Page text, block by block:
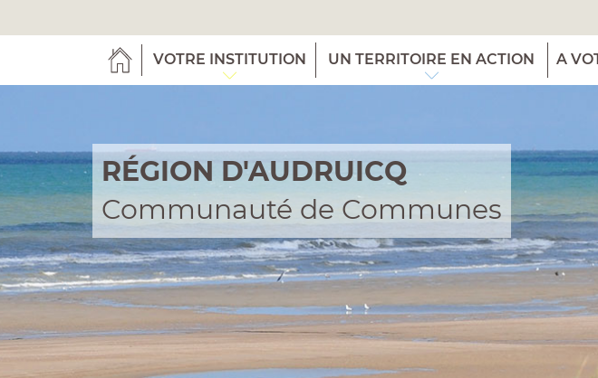
VOTRE INSTITUTION UN TERRITOIRE EN ACTION A
RÉGION D'AUDRUICQ
Communauté de Communes